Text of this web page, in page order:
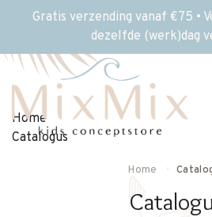
Gratis verzending vanaf €75 •
dezelfde (werk)dag
Home
Catalogus
Home